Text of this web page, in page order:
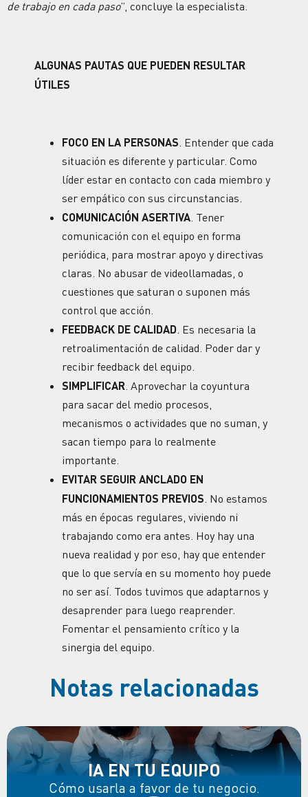
de trabajo en cada paso”, concluye la especialista.
ALGUNAS PAUTAS QUE PUEDEN RESULTAR
ÚTILES
FOCO EN LA PERSONAS . Entender que cada
situación es diferente y particular. Como
líder estar en contacto con cada miembro y
ser empático con sus circunstancias.
COMUNICACIÓN ASERTIVA . Tener
comunicación con el equipo en forma
periódica, para mostrar apoyo y directivas
claras. No abusar de videollamadas, o
cuestiones que saturan o suponen más
control que acción.
FEEDBACK DE CALIDAD . Es necesaria la
retroalimentación de calidad. Poder dar y
recibir feedback del equipo.
SIMPLIFICAR . Aprovechar la coyuntura
para sacar del medio procesos,
mecanismos o actividades que no suman, y
sacan tiempo para lo realmente
importante.
EVITAR SEGUIR ANCLADO EN
FUNCIONAMIENTOS PREVIOS . No estamos
más en épocas regulares, viviendo ni
trabajando como era antes. Hoy hay una
nueva realidad y por eso, hay que entender
que lo que servía en su momento hoy puede
no ser así. Todos tuvimos que adaptarnos y
desaprender para luego reaprender.
Fomentar el pensamiento crítico y la
sinergia del equipo.
Notas relacionadas
IA EN TU EQUIPO
Cómo usarla a favor de tu negocio.